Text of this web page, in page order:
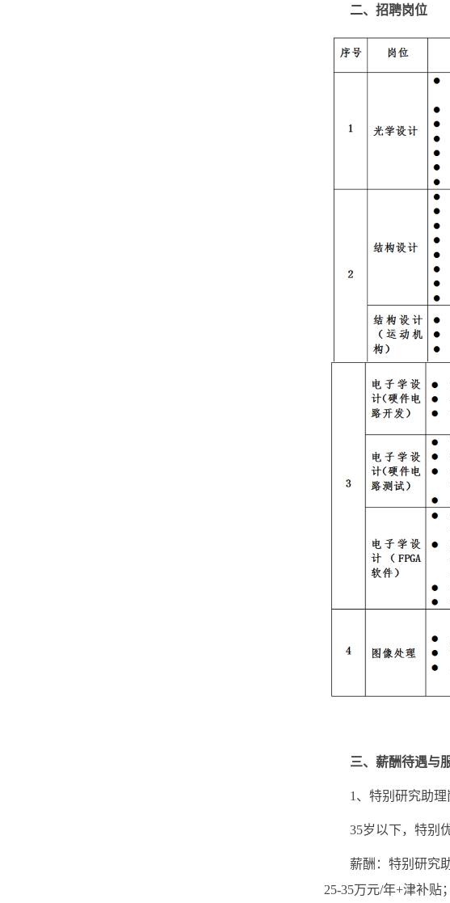
二、招聘岗位
三、薪酬待遇与
1、特别研究助理
35岁以下，特别优
薪酬：特别研究助
25-35万元/年+津补